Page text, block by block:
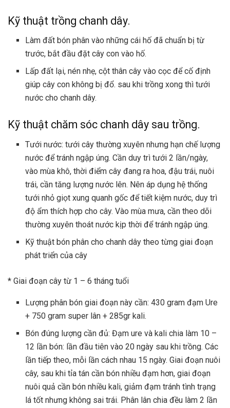
Kỹ thuật trồng chanh dây.
Làm đất bón phân vào những cái hố đã chuẩn bị từ
trước, bắt đầu đặt cây con vào hố.
Lấp đất lại, nén nhẹ, cột thân cây vào cọc để cố định
giúp cây con không bị đổ. sau khi trồng xong thì tưới
nước cho chanh dây.
Kỹ thuật chăm sóc chanh dây sau trồng.
Tưới nước: tưới cây thường xuyên nhưng hạn chế lượng
nước để tránh ngập úng. Cần duy trì tưới 2 lần/ngày,
vào mùa khô, thời điểm cây đang ra hoa, đậu trái, nuôi
trái, cần tăng lượng nước lên. Nên áp dụng hệ thống
tưới nhỏ giọt xung quanh gốc để tiết kiệm nước, duy trì
độ ẩm thích hợp cho cây. Vào mùa mưa, cần theo dõi
thường xuyên thoát nước kịp thời để tránh ngập úng.
Kỹ thuật bón phân cho chanh dây theo từng giai đoạn
phát triển của cây
* Giai đoạn cây từ 1 – 6 tháng tuổi
Lượng phân bón giai đoạn này cần: 430 gram đạm Ure
+ 750 gram super lân + 285gr kali.
Bón đúng lượng cần đủ: Đạm ure và kali chia làm 10 –
12 lần bón: lần đầu tiên vào 20 ngày sau khi trồng. Các
lần tiếp theo, mỗi lần cách nhau 15 ngày. Giai đoạn nuôi
cây, sau khi tỉa tán cần bón nhiều đạm hơn, giai đoạn
nuôi quả cần bón nhiều kali, giảm đạm tránh tình trạng
lá tốt nhưng không sai trái. Phân lân chia đều làm 2 lần